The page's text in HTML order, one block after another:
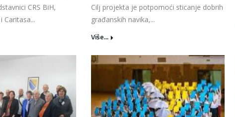
CRS BiH,
Caritasa...
Cilj projekta je potpomoći sticanje dobrih
građanskih navika,...
Više...